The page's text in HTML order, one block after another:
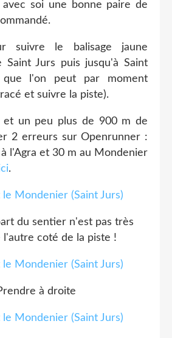
avec soi une bonne paire de
suivre le balisage jaune
Saint Jurs puis jusqu'à Saint
l'on peut par moment
et suivre la piste).
et un peu plus de 900 m de
2 erreurs sur Openrunner :
l'Agra et 30 m au Mondenier
.
du sentier n'est pas très
l'autre coté de la piste !
à droite